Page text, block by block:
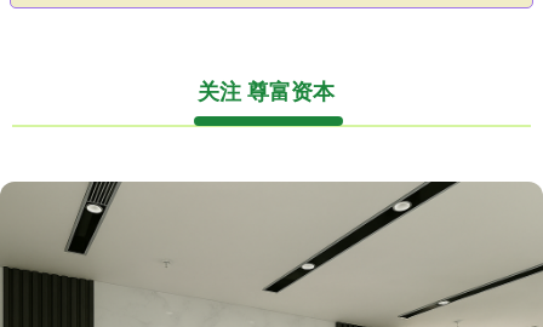
关注 尊富资本